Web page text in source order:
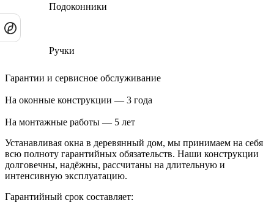
Подоконники
Ручки
Гарантии и сервисное обслуживание
На оконные конструкции — 3 года
На монтажные работы — 5 лет
Устанавливая окна в деревянный дом, мы принимаем на себя
всю полноту гарантийных обязательств. Наши конструкции
долговечны, надёжны, рассчитаны на длительную и
интенсивную эксплуатацию.
Гарантийный срок составляет: